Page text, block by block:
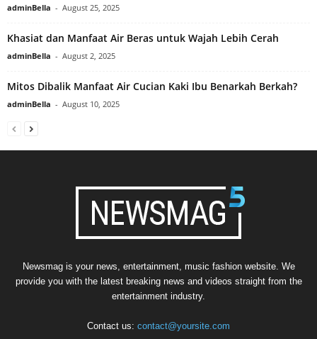
adminBella - August 25, 2025
Khasiat dan Manfaat Air Beras untuk Wajah Lebih Cerah
adminBella - August 2, 2025
Mitos Dibalik Manfaat Air Cucian Kaki Ibu Benarkah Berkah?
adminBella - August 10, 2025
Newsmag is your news, entertainment, music fashion website. We
provide you with the latest breaking news and videos straight from the
entertainment industry.
Contact us: contact@yoursite.com